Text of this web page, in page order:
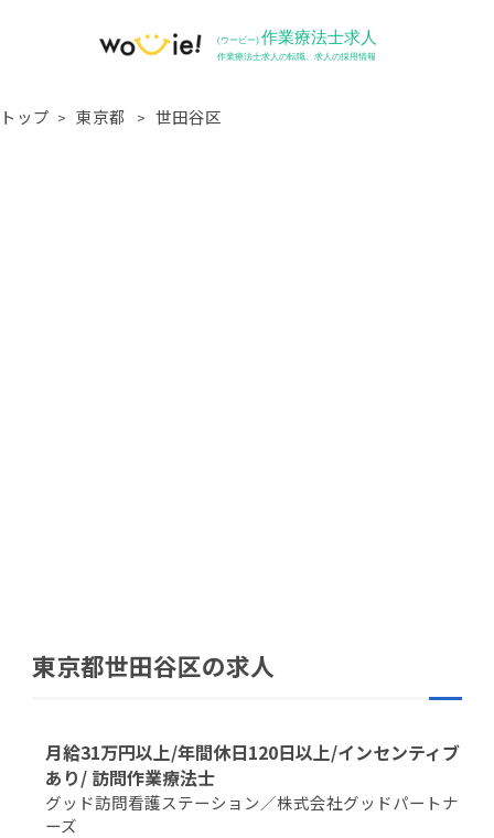
トップ 東京都 世田谷区
東京都世田谷区の求人
月給31万円以上/年間休日120日以上/インセンティブ
あり/ 訪問作業療法士
グッド訪問看護ステーション／株式会社グッドパートナ
ーズ